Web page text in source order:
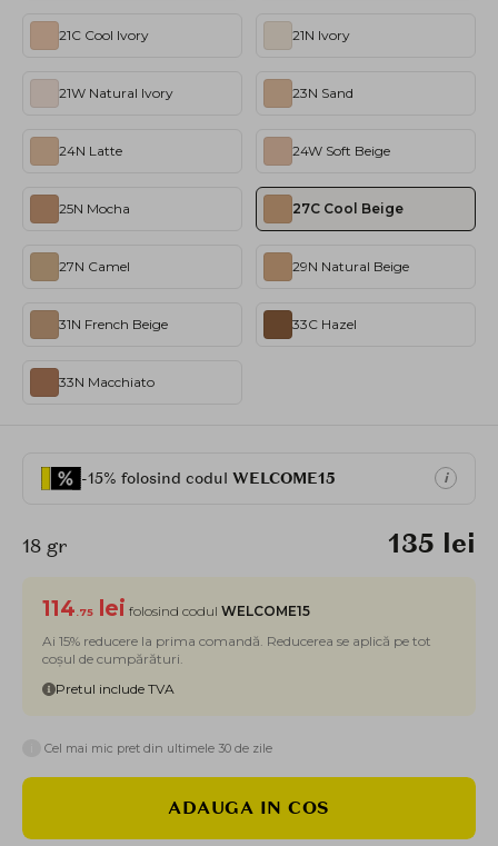
21C Cool Ivory 21N Ivory
21W Natural Ivory 23N Sand
24N Latte 24W Soft Beige
25N Mocha 27C Cool Beige
27N Camel 29N Natural Beige
31N French Beige 33C Hazel
33N Macchiato
-15% folosind codul WELCOME15 i
18 gr 135 lei
114 .75 lei folosind codul WELCOME15
Ai 15% reducere la prima comandă. Reducerea se aplică pe tot
coșul de cumpărături.
Pretul include TVA
Cel mai mic pret din ultimele 30 de zile
ADAUGA IN COS